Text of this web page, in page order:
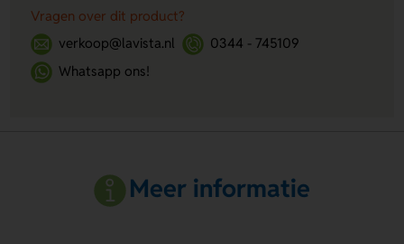
Vragen over dit product?
verkoop@lavista.nl
0344 - 745109
Whatsapp ons!
Meer informatie